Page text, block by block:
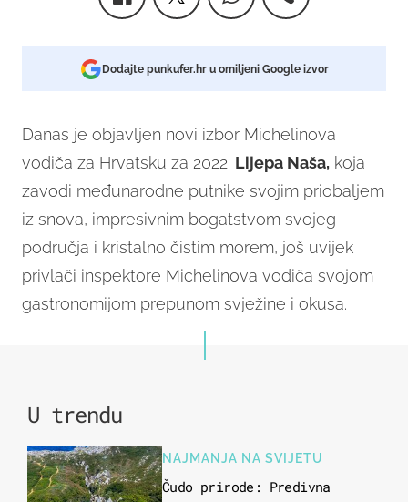
Dodajte punkufer.hr u omiljeni Google izvor
Danas je objavljen novi izbor Michelinova
vodiča za Hrvatsku za 2022. Lijepa Naša, koja
zavodi međunarodne putnike svojim priobaljem
iz snova, impresivnim bogatstvom svojeg
područja i kristalno čistim morem, još uvijek
privlači inspektore Michelinova vodiča svojom
gastronomijom prepunom svježine i okusa.
U trendu
NAJMANJA NA SVIJETU
Čudo prirode: Predivna